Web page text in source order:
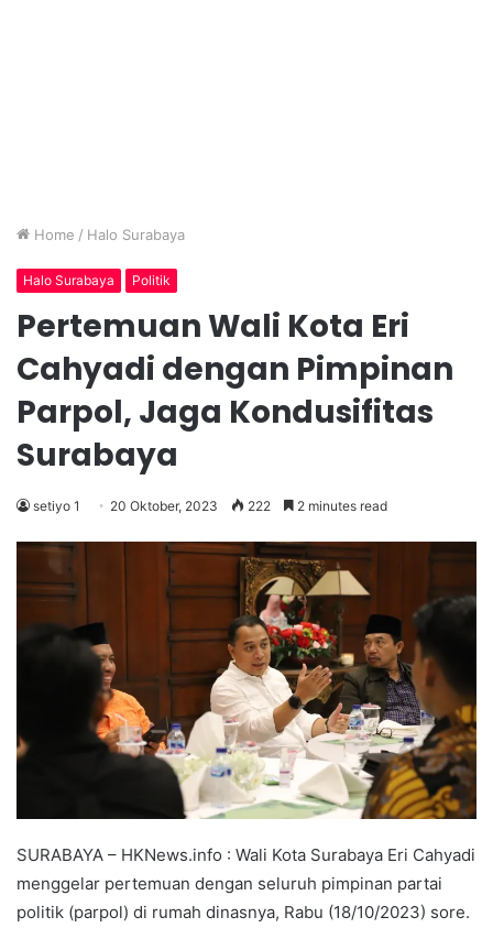
Home / Halo Surabaya
Halo Surabaya Politik
Pertemuan Wali Kota Eri
Cahyadi dengan Pimpinan
Parpol, Jaga Kondusifitas
Surabaya
setiyo 1 20 Oktober, 2023 222 2 minutes read
SURABAYA – HKNews.info : Wali Kota Surabaya Eri Cahyadi
menggelar pertemuan dengan seluruh pimpinan partai
politik (parpol) di rumah dinasnya, Rabu (18/10/2023) sore.